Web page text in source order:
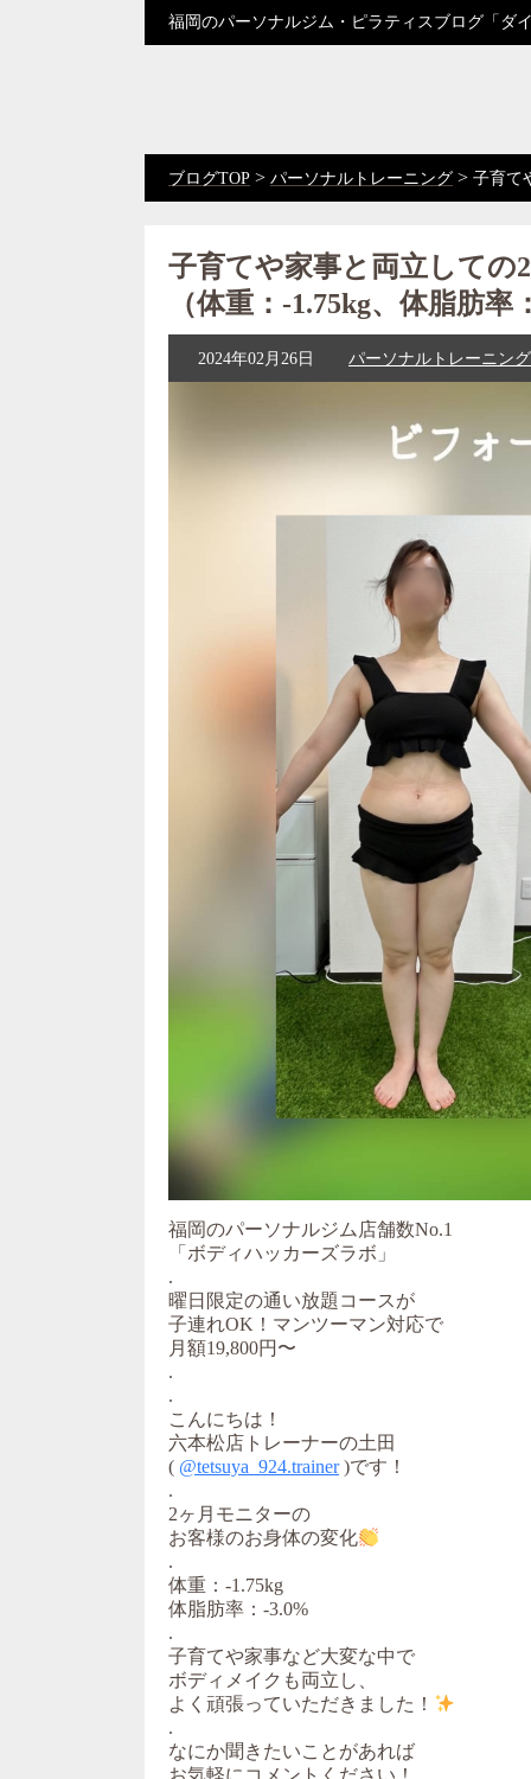
福岡のパーソナルジム・ピラティスブログ「ダ
ブログTOP > パーソナルトレーニング > 子育て
子育てや家事と両立して
（体重：-1.75kg、体脂肪率
2024年02月26日 パーソナルトレーニング
福岡のパーソナルジム店舗数No.1
「ボディハッカーズラボ」
.
曜日限定の通い放題コースが
子連れOK！マンツーマン対応で
月額19,800円〜
.
.
こんにちは！
六本松店トレーナーの土田
( @tetsuya_924.trainer)です！
.
2ヶ月モニターの
お客様のお身体の変化
.
体重：-1.75kg
体脂肪率：-3.0%
.
子育てや家事など大変な中で
ボディメイクも両立し、
よく頑張っていただきました！
.
なにか聞きたいことがあれば
お気軽にコメントください！